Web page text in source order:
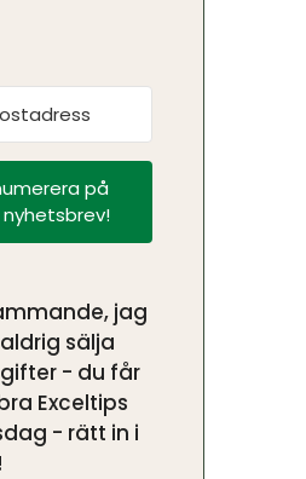
på
jag
sälja
- du får
Exceltips
- rätt in i